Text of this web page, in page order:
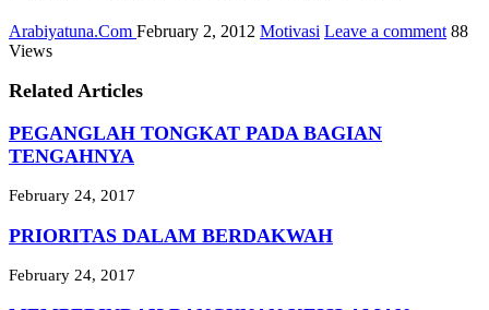
Arabiyatuna.Com February 2, 2012 Motivasi Leave a comment 88
Views
Related Articles
PEGANGLAH TONGKAT PADA BAGIAN
TENGAHNYA
February 24, 2017
PRIORITAS DALAM BERDAKWAH
February 24, 2017